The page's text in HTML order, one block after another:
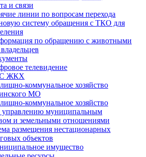
и связи
линии по вопросам перехода
систему обращения с ТКО для
по обращению с животными
владельцев
телевидение
ЖКХ
коммунальное хозяйство
МО
коммунальное хозяйство
управлению муниципальным
и земельными отношениями
размещения нестационарных
объектов
имущество